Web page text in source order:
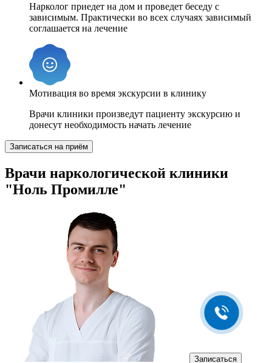
Нарколог приедет на дом и проведет беседу с
зависимым. Практически во всех случаях зависимый
соглашается на лечение
Мотивация во время экскурсии в клинику
Врачи клиники произведут пациенту экскурсию и
донесут необходимость начать лечение
Записаться на приём
Врачи наркологической клиники
"Ноль Промилле"
Записаться